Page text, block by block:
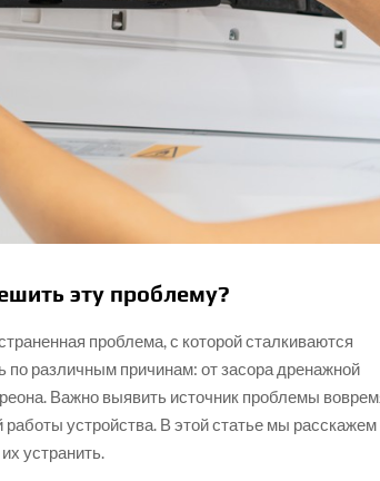
эту проблему?
проблема, с которой сталкиваются
различным причинам: от засора дренажной
Важно выявить источник проблемы
устройства. В этой статье мы расскажем
устранить.